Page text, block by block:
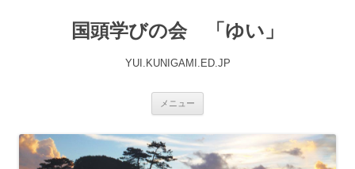
国頭学びの会 「ゆい」
YUI.KUNIGAMI.ED.JP
メニュー
ツ
へ
ス